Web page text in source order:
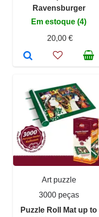
Ravensburger
Em estoque (4)
20,00 €
Art puzzle
3000 peças
Puzzle Roll Mat up to